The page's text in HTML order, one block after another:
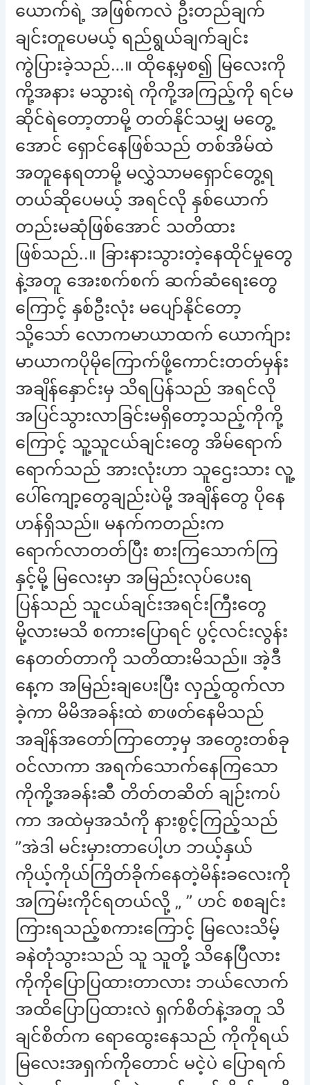
ယောက်ရဲ့ အဖြစ်ကလဲ ဦးတည်ချက်
ချင်းတူပေမယ့် ရည်ရွယ်ချက်ချင်း
ကွဲပြားခဲ့သည်…။ ထိုနေ့မှစ၍ မြလေးကို
ကို့အနား မသွားရဲ ကိုကို့အကြည့်ကို ရင်မ
ဆိုင်ရဲတော့တာမို့ တတ်နိုင်သမျှ မတွေ့
အောင် ရှောင်နေဖြစ်သည် တစ်အိမ်ထဲ
အတူနေရတာမို့ မလွှဲသာမရှောင်တွေ့ရ
တယ်ဆိုပေမယ့် အရင်လို နှစ်ယောက်
တည်းမဆုံဖြစ်အောင် သတိထား
ဖြစ်သည်..။ ခြားနားသွားတဲ့နေထိုင်မှုတွေ
နဲ့အတူ အေးစက်စက် ဆက်ဆံရေးတွေ
ကြောင့် နှစ်ဦးလုံး မပျော်နိုင်တော့
သို့သော် လောကမာယာထက် ယောက်ျား
မာယာကပိုမိုကြောက်ဖို့ကောင်းတတ်မှန်း
အချိန်နှောင်းမှ သိရပြန်သည် အရင်လို
အပြင်သွားလာခြင်းမရှိတော့သည့်ကိုကို့
ကြောင့် သူ့သူငယ်ချင်းတွေ အိမ်ရောက်
ရောက်သည် အားလုံးဟာ သူဌေးသား လူ့
ပေါ်ကျော့တွေချည်းပဲမို့ အချိန်တွေ ပိုနေ
ဟန်ရှိသည်။ မနက်ကတည်းက
ရောက်လာတတ်ပြီး စားကြသောက်ကြ
နှင့်မို့ မြလေးမှာ အမြည်းလုပ်ပေးရ
ပြန်သည် သူငယ်ချင်းအရင်းကြီးတွေ
မို့လားမသိ စကားပြောရင် ပွင့်လင်းလွန်း
နေတတ်တာကို သတိထားမိသည်။ အဲ့ဒီ
နေ့က အမြည်းချပေးပြီး လှည့်ထွက်လာ
ခဲ့ကာ မိမိအခန်းထဲ စာဖတ်နေမိသည်
အချိန်အတော်ကြာတော့မှ အတွေးတစ်ခု
ဝင်လာကာ အရက်သောက်နေကြသော
ကိုကို့အခန်းဆီ တိတ်တဆိတ် ချဉ်းကပ်
ကာ အထဲမှအသံကို နားစွင့်ကြည့်သည်
”အဲဒါ မင်းမှားတာပေါ့ဟ ဘယ့်နှယ်
ကိုယ့်ကိုယ်ကြိတ်ခိုက်နေတဲ့မိန်းခလေးကို
အကြမ်းကိုင်ရတယ်လို့ „ ” ဟင် စစချင်း
ကြားရသည့်စကားကြောင့် မြလေးသိမ့်
ခနဲတုံသွားသည် သူ သူတို့ သိနေပြီလား
ကိုကိုပြောပြထားတာလား ဘယ်လောက်
အထိပြောပြထားလဲ ရှက်စိတ်နဲ့အတူ သိ
ချင်စိတ်က ရောထွေးနေသည် ကိုကိုရယ်
မြလေးအရှက်ကိုတောင် မငဲ့ပဲ ပြောရက်